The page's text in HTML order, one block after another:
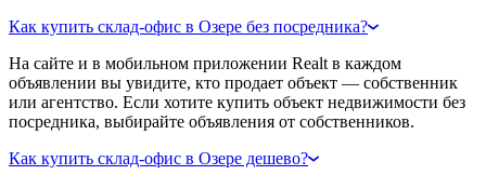
Как купить склад-офис в Озере без посредника?
На сайте и в мобильном приложении Realt в каждом
объявлении вы увидите, кто продает объект — собственник
или агентство. Если хотите купить объект недвижимости без
посредника, выбирайте объявления от собственников.
Как купить склад-офис в Озере дешево?